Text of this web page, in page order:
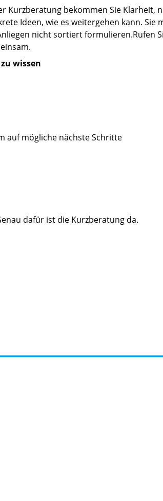
Kurzberatung bekommen Sie Klarheit,
Ideen, wie es weitergehen kann.
nicht sortiert formulieren.Rufen
wissen
auf mögliche nächste Schritte
dafür ist die Kurzberatung da.